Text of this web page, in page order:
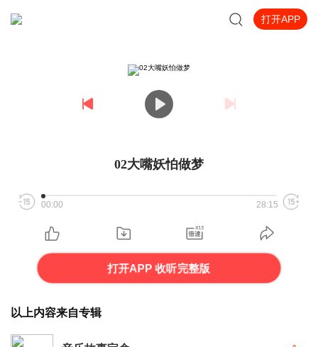
打开APP
02大嘴妖怕做梦
00:00 28:15
打开APP 收听完整版
以上内容来自专辑